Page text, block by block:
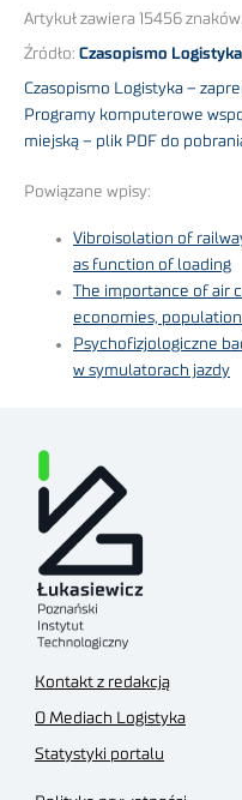
Artykuł zawiera 15456 znaków.
Źródło: Czasopismo
Czasopismo Logistyka –
Programy komputerowe
miejską – plik PDF do
Powiązane wpisy:
Vibroisolation of
as function of loading
The importance of air
economies,
Psychofizjologiczne
w symulatorach jazdy
Kontakt z redakcją
O Mediach Logistyka
Statystyki portalu